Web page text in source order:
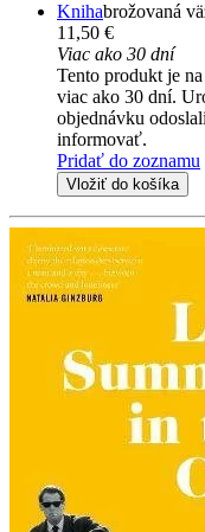
Knihabrožovaná
11,50 €
Viac ako 30 dní
Tento produkt je
viac ako 30 dní.
objednávku
informovať.
Pridať do zoznamu
Vložiť do košíka